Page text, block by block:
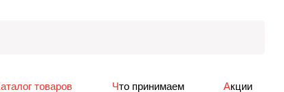
Каталог товаров Что принимаем Акции